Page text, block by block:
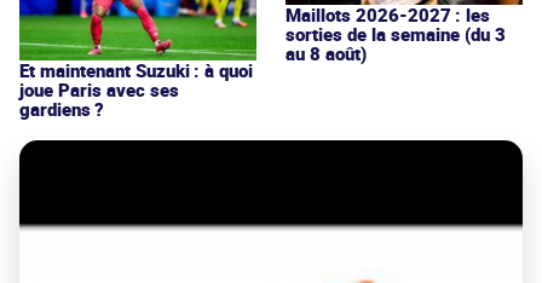
Et maintenant Suzuki : à quoi
joue Paris avec ses
gardiens ?
Maillots 2026-2027 : les
sorties de la semaine (du 3
au 8 août)